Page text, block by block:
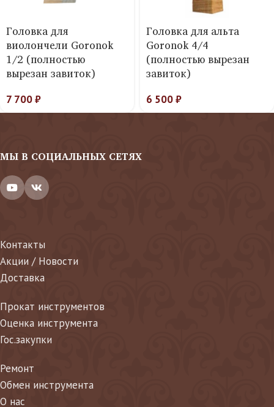
Головка для
виолончели Goronok
1/2 (полностью
вырезан завиток)
7 700₽
Головка для альта
Goronok 4/4
(полностью вырезан
завиток)
6 500₽
МЫ В СОЦИАЛЬНЫХ СЕТЯХ
Контакты
Акции / Новости
Доставка
Прокат инструментов
Оценка инструмента
Гос.закупки
Ремонт
Обмен инструмента
О нас